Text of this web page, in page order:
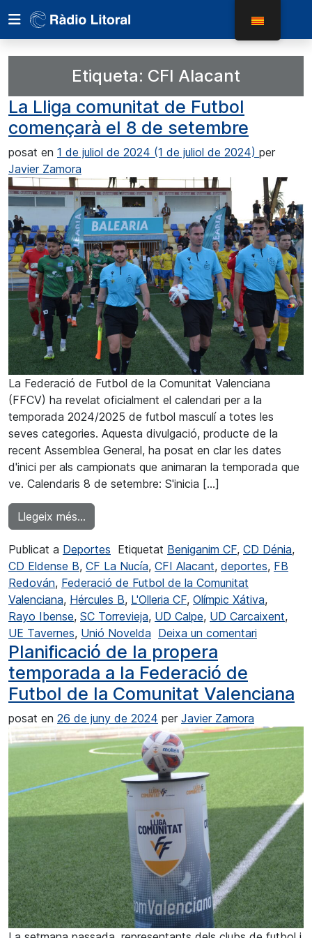
Etiqueta: CFI Alacant
La Lliga comunitat de Futbol
començarà el 8 de setembre
posat en 1 de juliol de 2024 (1 de juliol de 2024) per
Javier Zamora
La Federació de Futbol de la Comunitat Valenciana
(FFCV) ha revelat oficialment el calendari per a la
temporada 2024/2025 de futbol masculí a totes les
seves categories. Aquesta divulgació, producte de la
recent Assemblea General, ha posat en clar les dates
d'inici per als campionats que animaran la temporada que
ve. Calendaris 8 de setembre: S'inicia […]
Llegeix més…
Publicat a Deportes Etiquetat Beniganim CF, CD Dénia,
CD Eldense B, CF La Nucía, CFI Alacant, deportes, FB
Redován, Federació de Futbol de la Comunitat
Valenciana, Hércules B, L'Olleria CF, Olímpic Xátiva,
Rayo Ibense, SC Torrevieja, UD Calpe, UD Carcaixent,
UE Tavernes, Unió Novelda Deixa un comentari
Planificació de la propera
temporada a la Federació de
Futbol de la Comunitat Valenciana
posat en 26 de juny de 2024 per Javier Zamora